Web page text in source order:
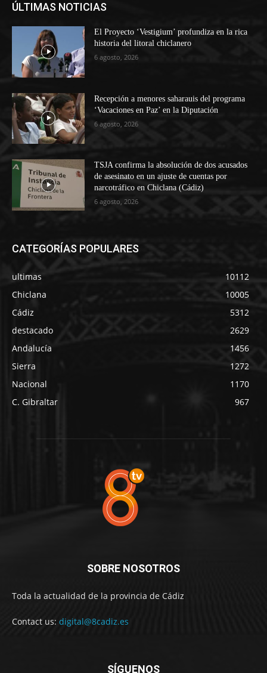
ÚLTIMAS NOTICIAS
El Proyecto ‘Vestigium’ profundiza en la rica
historia del litoral chiclanero
6 agosto, 2026
Recepción a menores saharauis del programa
‘Vacaciones en Paz’ en la Diputación
6 agosto, 2026
TSJA confirma la absolución de dos acusados
de asesinato en un ajuste de cuentas por
narcotráfico en Chiclana (Cádiz)
6 agosto, 2026
CATEGORÍAS POPULARES
ultimas
10112
Chiclana
10005
Cádiz
5312
destacado
2629
Andalucía
1456
Sierra
1272
Nacional
1170
C. Gibraltar
967
SOBRE NOSOTROS
Toda la actualidad de la provincia de Cádiz
Contact us: digital@8cadiz.es
SÍGUENOS